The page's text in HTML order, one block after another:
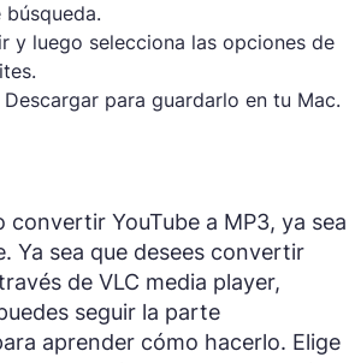
búsqueda.
y luego selecciona las opciones de
para guardarlo en tu Mac.
convertir YouTube a MP3, ya sea
Ya sea que desees convertir
de VLC media player,
seguir la parte
aprender cómo hacerlo. Elige